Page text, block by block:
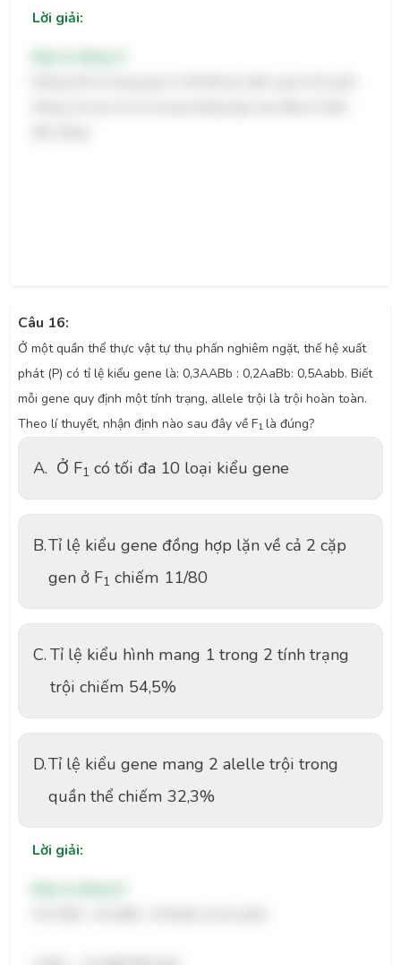
Lời giải:
Câu 16:
Ở một quần thể thực vật tự thụ phấn nghiêm ngặt, thế hệ xuất
phát (P) có tỉ lệ kiểu gene là: 0,3AABb : 0,2AaBb: 0,5Aabb. Biết
mỗi gene quy định một tính trạng, allele trội là trội hoàn toàn.
Theo lí thuyết, nhận định nào sau đây về F1 là đúng?
A. Ở F1 có tối đa 10 loại kiểu gene
B.Tỉ lệ kiểu gene đồng hợp lặn về cả 2 cặp
gen ở F1 chiếm 11/80
C. Tỉ lệ kiểu hình mang 1 trong 2 tính trạng
trội chiếm 54,5%
D.Tỉ lệ kiểu gene mang 2 alelle trội trong
quần thể chiếm 32,3%
Lời giải: